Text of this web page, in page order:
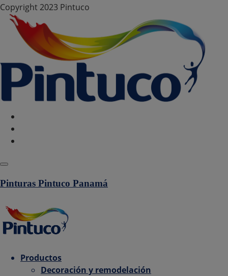
Copyright 2023 Pintuco
Pinturas Pintuco Panamá
Productos
Decoración y remodelación